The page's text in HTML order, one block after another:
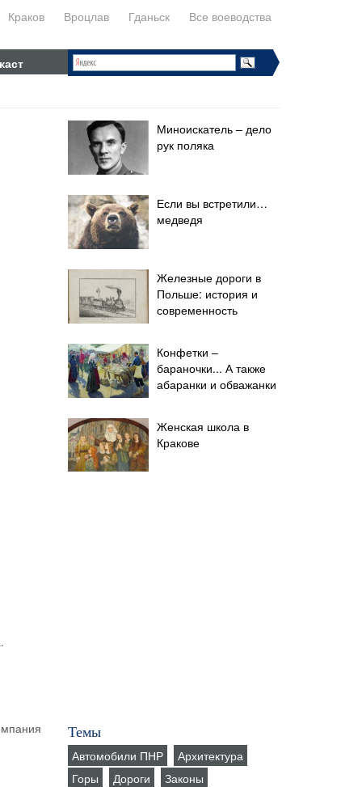
Краков Вроцлав Гданьск Все воеводства
Миноискатель – дело
рук поляка
Если вы встретили…
медведя
Железные дороги в
Польше: история и
современность
Конфетки –
бараночки... А также
абаранки и обважанки
Женская школа в
Кракове
Темы
Автомобили ПНР
Архитектура
Горы
Дороги
Законы